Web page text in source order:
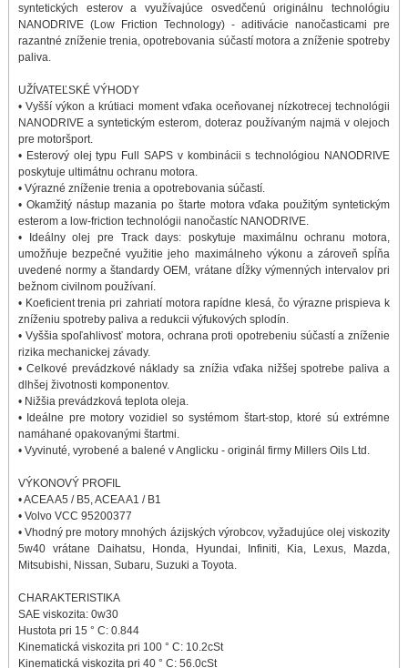
syntetických esterov a využívajúce osvedčenú originálnu technológiu
NANODRIVE (Low Friction Technology) - aditivácie nanočasticami pre
razantné zníženie trenia, opotrebovania súčastí motora a zníženie spotreby
paliva.
UŽÍVATEĽSKÉ VÝHODY
• Vyšší výkon a krútiaci moment vďaka oceňovanej nízkotrecej technológii
NANODRIVE a syntetickým esterom, doteraz používaným najmä v olejoch
pre motoršport.
• Esterový olej typu Full SAPS v kombinácii s technológiou NANODRIVE
poskytuje ultimátnu ochranu motora.
• Výrazné zníženie trenia a opotrebovania súčastí.
• Okamžitý nástup mazania po štarte motora vďaka použitým syntetickým
esterom a low-friction technológii nanočastíc NANODRIVE.
• Ideálny olej pre Track days: poskytuje maximálnu ochranu motora,
umožňuje bezpečné využitie jeho maximálneho výkonu a zároveň spĺňa
uvedené normy a štandardy OEM, vrátane dĺžky výmenných intervalov pri
bežnom civilnom používaní.
• Koeficient trenia pri zahriatí motora rapídne klesá, čo výrazne prispieva k
zníženiu spotreby paliva a redukcii výfukových splodín.
• Vyššia spoľahlivosť motora, ochrana proti opotrebeniu súčastí a zníženie
rizika mechanickej závady.
• Celkové prevádzkové náklady sa znížia vďaka nižšej spotrebe paliva a
dlhšej životnosti komponentov.
• Nižšia prevádzková teplota oleja.
• Ideálne pre motory vozidiel so systémom štart-stop, ktoré sú extrémne
namáhané opakovanými štartmi.
• Vyvinuté, vyrobené a balené v Anglicku - originál firmy Millers Oils Ltd.
VÝKONOVÝ PROFIL
• ACEA A5 / B5, ACEA A1 / B1
• Volvo VCC 95200377
• Vhodný pre motory mnohých ázijských výrobcov, vyžadujúce olej viskozity
5w40 vrátane Daihatsu, Honda, Hyundai, Infiniti, Kia, Lexus, Mazda,
Mitsubishi, Nissan, Subaru, Suzuki a Toyota.
CHARAKTERISTIKA
SAE viskozita: 0w30
Hustota pri 15 ° C: 0.844
Kinematická viskozita pri 100 ° C: 10.2cSt
Kinematická viskozita pri 40 ° C: 56.0cSt